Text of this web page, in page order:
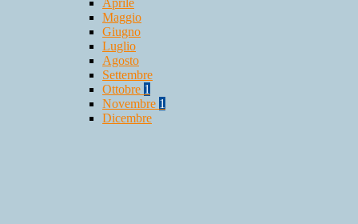
Aprile
Maggio
Giugno
Luglio
Agosto
Settembre
Ottobre 1
Novembre 1
Dicembre